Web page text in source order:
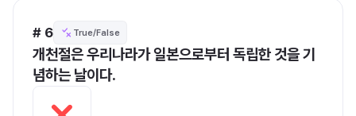
# 6 True/False
개천절은 우리나라가 일본으로부터 독립한 것을 기
념하는 날이다.